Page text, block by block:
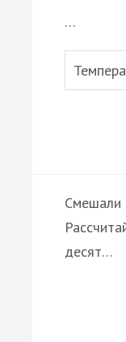
…
Смешали
десят…